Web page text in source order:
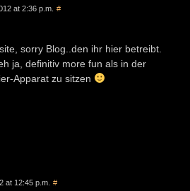
at 2:36 p.m. #
sorry Blog..den ihr hier betreibt.
ja, definitiv more fun als in der
Apparat zu sitzen
at 12:45 p.m. #